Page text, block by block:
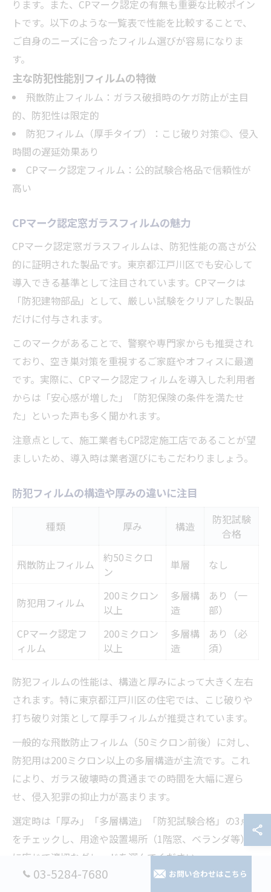
ります。また、CPマーク認定の有無も重要な比較ポイン
トです。以下のような一覧表で性能を比較することで、
ご自身のニーズに合ったフィルム選びが容易になりま
す。
主な防犯性能別フィルムの特徴
飛散防止フィルム：ガラス破損時のケガ防止が主目
的、防犯性は限定的
防犯フィルム（厚手タイプ）：こじ破り対策◎、侵入
時間の遅延効果あり
CPマーク認定フィルム：公的試験合格品で信頼性が
高い
CPマーク認定窓ガラスフィルムの魅力
CPマーク認定窓ガラスフィルムは、防犯性能の高さが公
的に証明された製品です。東京都江戸川区でも安心して
導入できる基準として注目されています。CPマークは
「防犯建物部品」として、厳しい試験をクリアした製品
だけに付与されます。
このマークがあることで、警察や専門家からも推奨され
ており、空き巣対策を重視するご家庭やオフィスに最適
です。実際に、CPマーク認定フィルムを導入した利用者
からは「安心感が増した」「防犯保険の条件を満たせ
た」といった声も多く聞かれます。
注意点として、施工業者もCP認定施工店であることが望
ましいため、導入時は業者選びにもこだわりましょう。
防犯フィルムの構造や厚みの違いに注目
種類 厚み 構造
防犯試験
合格
飛散防止フィルム
約50ミクロ
ン
単層 なし
防犯用フィルム
200ミクロン
以上
多層構
造
あり（一
部）
CPマーク認定フ
ィルム
200ミクロン
以上
多層構
造
あり（必
須）
防犯フィルムの性能は、構造と厚みによって大きく左右
されます。特に東京都江戸川区の住宅では、こじ破りや
打ち破り対策として厚手フィルムが推奨されています。
一般的な飛散防止フィルム（50ミクロン前後）に対し、
防犯用は200ミクロン以上の多層構造が主流です。これ
により、ガラス破壊時の貫通までの時間を大幅に遅ら
せ、侵入犯罪の抑止力が高まります。
選定時は「厚み」「多層構造」「防犯試験合格」の3点
をチェックし、用途や設置場所（1階窓、ベランダ等）
に応じて適切なグレードを選んでください。
03-5284-7680 お問い合わせはこちら